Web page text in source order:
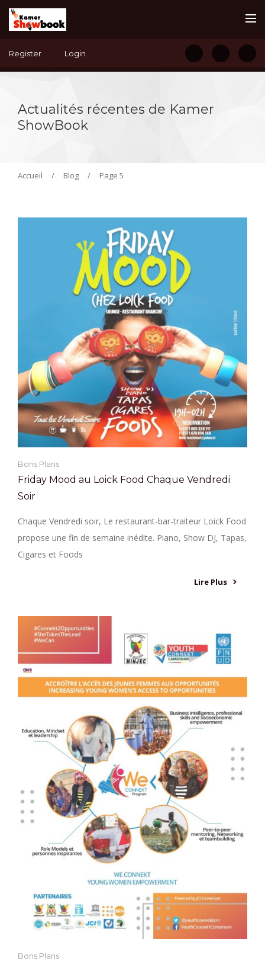
Register Login
Actualités récentes de Kamer
ShowBook
Accueil / Blog / Page 5
Bons Plans
Friday Mood au Loick Food Chaque Vendredi
Soir
Chaque Vendredi soir, Le restaurant-bar-traiteur Loick Food
propose une fin de semaine inédite. Piano, Show DJ, Tapas,
Cigares et Foods
Lire Plus
Bons Plans